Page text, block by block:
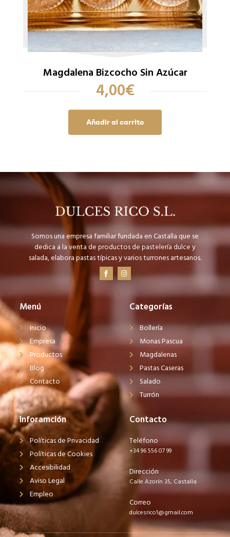
Magdalena Bizcocho Sin Azúcar
4,00€
Añadir al carrito
Somos una empresa familiar fundada en Castalla que se
dedica a la venta de productos de pastelería dulce y
salada, elabora pastas típicas y varios turrones artesanos.
Menú
Inicio
Empresa
Productos
Blog
Contacto
Categorías
Bollería
Monas Pascua
Magdalenas
Pastas Caseras
Salado
Turrón
Inforamción
Políticas de Privacidad
Políticas de Cookies
Accesibilidad
Aviso Legal
Empleo
Contacto
Teléfono
+34 96 556 07 99
Dirección
Calle Azorín 35, Castalla
Correo
dulcesrico1@gmail.com